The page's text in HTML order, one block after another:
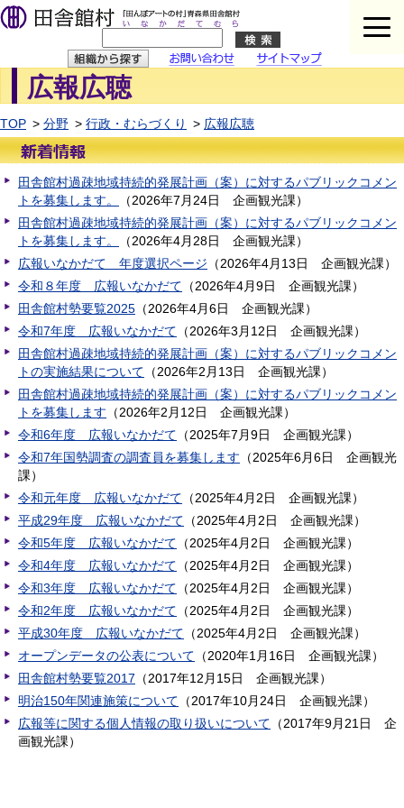
広報広聴
TOP 分野 行政・むらづくり 広報広聴
田舎館村過疎地域持続的発展計画（案）に対するパブリックコメン
トを募集します。
（2026年7月24日 企画観光課）
田舎館村過疎地域持続的発展計画（案）に対するパブリックコメン
トを募集します。
（2026年4月28日 企画観光課）
広報いなかだて 年度選択ページ （2026年4月13日 企画観光課）
令和８年度 広報いなかだて （2026年4月9日 企画観光課）
田舎館村勢要覧2025 （2026年4月6日 企画観光課）
令和7年度 広報いなかだて （2026年3月12日 企画観光課）
田舎館村過疎地域持続的発展計画（案）に対するパブリックコメン
トの実施結果について （2026年2月13日 企画観光課）
田舎館村過疎地域持続的発展計画（案）に対するパブリックコメン
トを募集します （2026年2月12日 企画観光課）
令和6年度 広報いなかだて （2025年7月9日 企画観光課）
令和7年国勢調査の調査員を募集します （2025年6月6日
企画観光
課）
令和元年度 広報いなかだて （2025年4月2日 企画観光課）
平成29年度 広報いなかだて （2025年4月2日 企画観光課）
令和5年度 広報いなかだて （2025年4月2日 企画観光課）
令和4年度 広報いなかだて （2025年4月2日 企画観光課）
令和3年度 広報いなかだて （2025年4月2日 企画観光課）
令和2年度 広報いなかだて （2025年4月2日 企画観光課）
平成30年度 広報いなかだて （2025年4月2日 企画観光課）
オープンデータの公表について （2020年1月16日 企画観光課）
田舎館村勢要覧2017 （2017年12月15日 企画観光課）
明治150年関連施策について （2017年10月24日 企画観光課）
広報等に関する個人情報の取り扱いについて （2017年9月21日
企
画観光課）